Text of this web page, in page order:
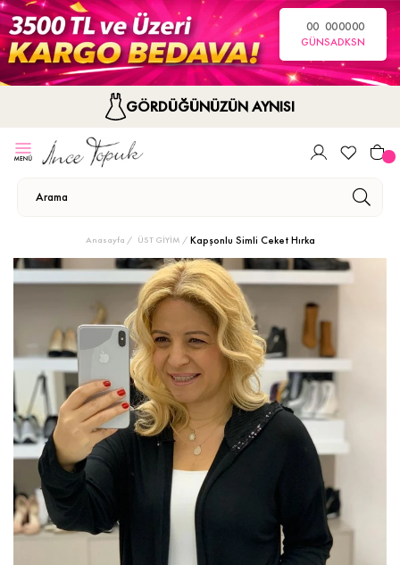
00
GÜN
00
SA
00
DK
00
SN
GÖRDÜĞÜNÜZÜN AYNISI
Anasayfa ÜST GİYİM Kapşonlu Simli Ceket Hırka